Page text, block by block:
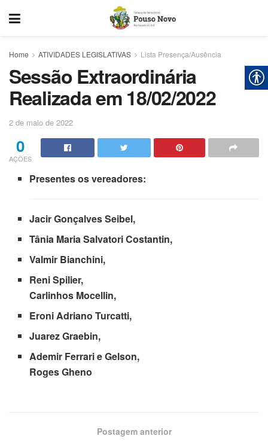
Home ATIVIDADES LEGISLATIVAS Lista Presença/Ausência
Sessão Extraordinária
Realizada em 18/02/2022
2 de maio de 2022
0
AÇÕES
Presentes os vereadores:
Jacir Gonçalves Seibel,
Tânia Maria Salvatori Costantin,
Valmir Bianchini,
Reni Spilier,
Carlinhos Mocellin,
Eroni Adriano Turcatti,
Juarez Graebin,
Ademir Ferrari e Gelson,
Roges Gheno
Postagem anterior